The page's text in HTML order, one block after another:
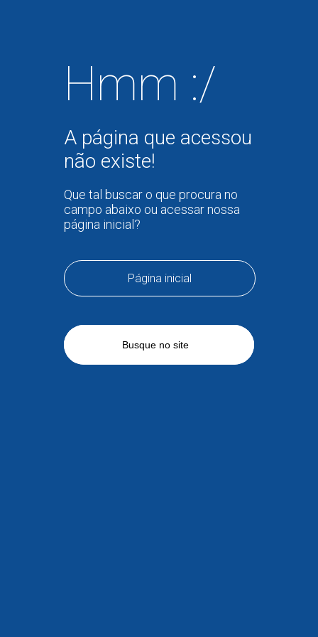
Hmm :/
A página que acessou
não existe!
Que tal buscar o que procura no
campo abaixo ou acessar nossa
página inicial?
Página inicial